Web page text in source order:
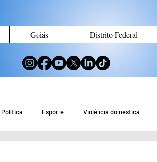
Goiás Distrito Federal
Política Esporte Violência doméstica